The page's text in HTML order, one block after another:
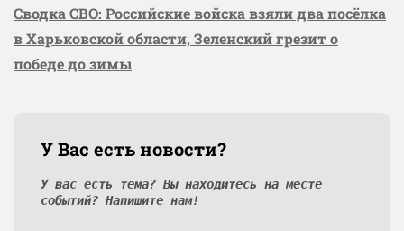
Сводка СВО: Российские войска взяли два посёлка
в Харьковской области, Зеленский грезит о
победе до зимы
У Вас есть новости?
У вас есть тема? Вы находитесь на месте
событий? Напишите нам!